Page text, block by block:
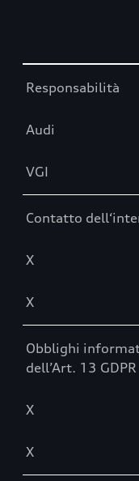
Responsabilità
Audi
VGI
Contatto
X
X
Obblighi
dell’Art. 13 GDPR
X
X